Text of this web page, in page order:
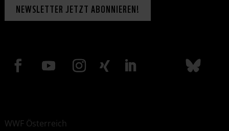
NEWSLETTER JETZT ABONNIEREN!
WWF Österreich